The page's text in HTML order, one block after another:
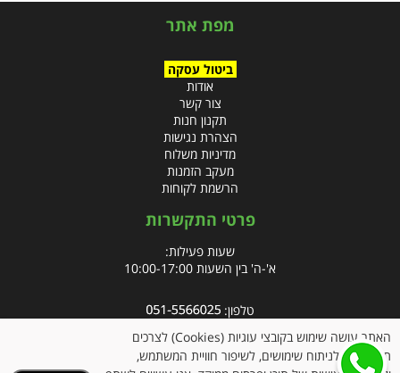
מפת אתר
ביטול עסקה
אודות
צור קשר
תקנון חנות
הצהרת נגישות
מדיניות משלוח
מעקב הזמנות
הרשמת לקוחות
פרטי התקשרות
שעות פעילות:
א'-ה' בין השעות 10:00-17:00
טלפון:
אימייל:info@clubpharm.co.il
האתר עושה שימוש בקובצי עוגיות (Cookies) לצרכים
תפעוליים, לניתוח שימושים, לשיפור חוויית המשתמש,